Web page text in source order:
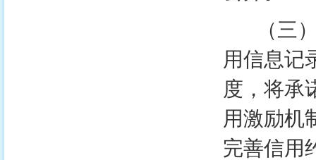
（三）
用信息记
度，将承
用激励机
完善信用